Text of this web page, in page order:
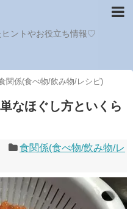
ヒントやお役立ち情報♡
関係(食べ物/飲み物/レシピ)
なほぐし方といくら
食関係(食べ物/飲み物/レ